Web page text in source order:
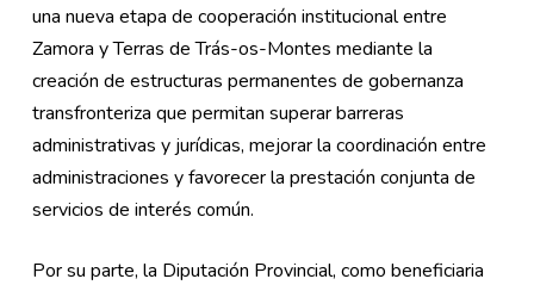
una nueva etapa de cooperación institucional entre
Zamora y Terras de Trás-os-Montes mediante la
creación de estructuras permanentes de gobernanza
transfronteriza que permitan superar barreras
administrativas y jurídicas, mejorar la coordinación entre
administraciones y favorecer la prestación conjunta de
servicios de interés común.
Por su parte, la Diputación Provincial, como beneficiaria